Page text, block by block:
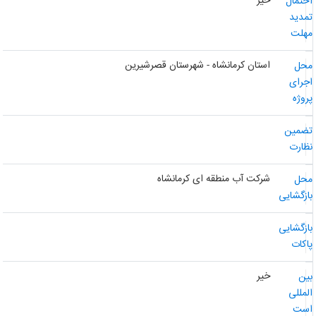
استان کرمانشاه - شهرستان قصرشیرین
شرکت آب منطقه ای کرمانشاه
خیر